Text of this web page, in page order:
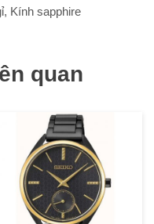
Kính sapphire
quan